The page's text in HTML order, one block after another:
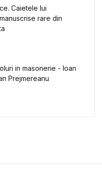
Caietele lui
rare din
in masonerie - Ioan
Prejmereanu